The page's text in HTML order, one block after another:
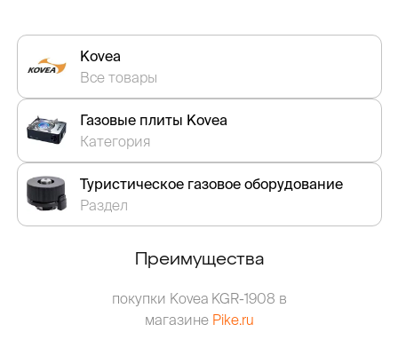
Kovea
Все товары
Газовые плиты Kovea
Категория
Туристическое газовое оборудование
Раздел
Преимущества
покупки Kovea KGR-1908 в
магазине Pike.ru